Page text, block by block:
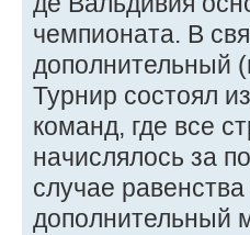
чемпионата. В
дополнительный
Турнир состоял
команд, где все
начислялось за
случае
дополнительный